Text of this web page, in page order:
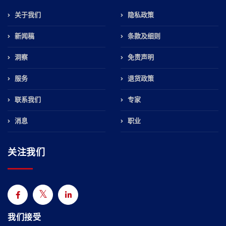
关于我们
新闻稿
洞察
服务
联系我们
消息
隐私政策
条款及细则
免责声明
退货政策
专家
职业
关注我们
我们接受